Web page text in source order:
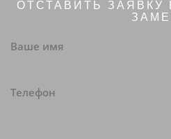
ОТСТАВИТЬ ЗАЯВКУ